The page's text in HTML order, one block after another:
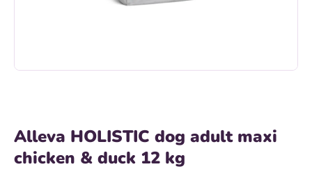
Alleva HOLISTIC dog adult maxi
chicken & duck 12 kg